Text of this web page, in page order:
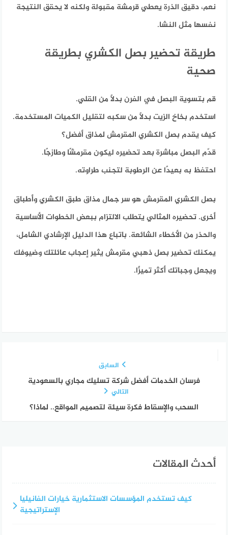
نعم، دقيق الذرة يعطي قرمشة مقبولة ولكنه لا يحقق النتيجة
نفسها مثل النشا.
طريقة تحضير بصل الكشري بطريقة
صحية
قم بتسوية البصل في الفرن بدلاً من القلي.
استخدم بخاخ الزيت بدلاً من سكبه لتقليل الكميات المستخدمة.
كيف يقدم بصل الكشري المقرمش لمذاق أفضل؟
قدّم البصل مباشرة بعد تحضيره ليكون مقرمشًا وطازجًا.
احتفظ به بعيدًا عن الرطوبة لتجنب طراوته.
بصل الكشري المقرمش هو سر جمال مذاق طبق الكشري وأطباق
أخرى. تحضيره المثالي يتطلب الالتزام ببعض الخطوات الأساسية
والحذر من الأخطاء الشائعة. باتباع هذا الدليل الإرشادي الشامل،
يمكنك تحضير بصل ذهبي مقرمش يثير إعجاب عائلتك وضيوفك
ويجعل وجباتك أكثر تميزًا.
السابق
فرسان الخدمات أفضل شركة تسليك مجاري بالسعودية
التالي
السحب والإسقاط فكرة سيئة لتصميم المواقع.. لماذا؟
أحدث المقالات
كيف تستخدم المؤسسات الاستثمارية خيارات الفانيليا
الإستراتيجية